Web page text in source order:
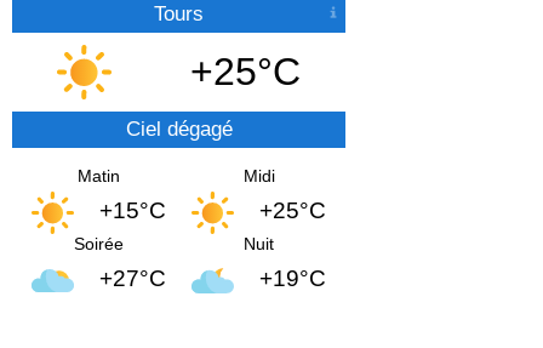
Tours
+25°C
Ciel dégagé
Matin
+15°C
Midi
+25°C
Soirée
+27°C
Nuit
+19°C